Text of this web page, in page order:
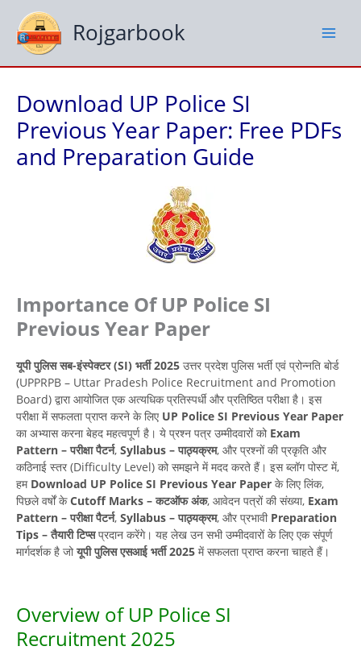
content
Rojgarbook
Download UP Police SI
Previous Year Paper: Free PDFs
and Preparation Guide
Importance Of UP Police SI
Previous Year Paper
यूपी पुलिस सब-इंस्पेक्टर (SI) भर्ती 2025 उत्तर प्रदेश पुलिस भर्ती एवं प्रोन्नति बोर्ड
(UPPRPB – Uttar Pradesh Police Recruitment and Promotion
Board) द्वारा आयोजित एक अत्यधिक प्रतिस्पर्धी और प्रतिष्ठित परीक्षा है। इस
परीक्षा में सफलता प्राप्त करने के लिए UP Police SI Previous Year Paper
का अभ्यास करना बेहद महत्वपूर्ण है। ये प्रश्न पत्र उम्मीदवारों को Exam
Pattern – परीक्षा पैटर्न, Syllabus – पाठ्यक्रम, और प्रश्नों की प्रकृति और
कठिनाई स्तर (Difficulty Level) को समझने में मदद करते हैं। इस ब्लॉग पोस्ट में,
हम Download UP Police SI Previous Year Paper के लिए लिंक,
पिछले वर्षों केCutoff Marks – कटऑफ अंक, आवेदन पत्रों की संख्या, Exam
Pattern – परीक्षा पैटर्न, Syllabus – पाठ्यक्रम, और प्रभावी Preparation
Tips – तैयारी टिप्सप्रदान करेंगे। यह लेख उन सभी उम्मीदवारों के लिए एक संपूर्ण
मार्गदर्शक है जोयूपी पुलिस एसआई भर्ती 2025 में सफलता प्राप्त करना चाहते हैं।
Overview of UP Police SI
Recruitment 2025